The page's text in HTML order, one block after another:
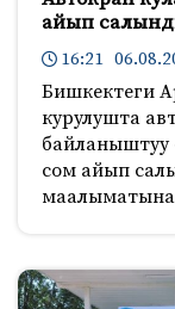
айып
16:21
Бишкектеги
курулушта
сом айып